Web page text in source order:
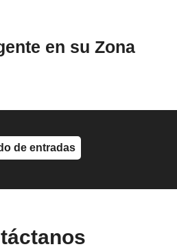
en su Zona
de entradas